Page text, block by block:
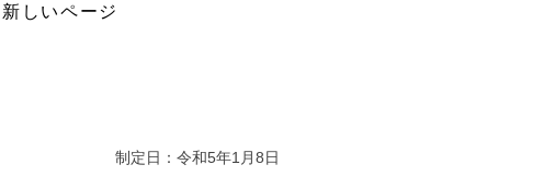
新しいページ
制定日：令和5年1月8日